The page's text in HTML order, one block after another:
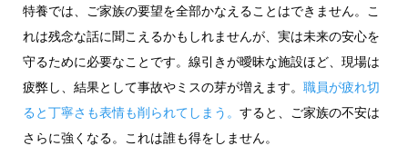
特養では、ご家族の要望を全部かなえることはできません。こ
れは残念な話に聞こえるかもしれませんが、実は未来の安心を
守るために必要なことです。線引きが曖昧な施設ほど、現場は
疲弊し、結果として事故やミスの芽が増えます。 職員が疲れ切
ると丁寧さも表情も削られてしまう。 すると、ご家族の不安は
さらに強くなる。これは誰も得をしません。